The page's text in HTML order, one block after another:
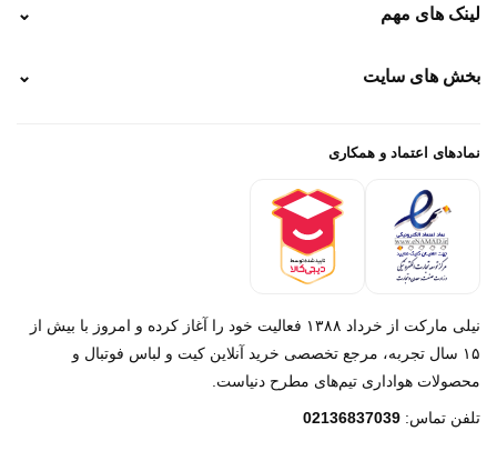
نحوه پرداخت
راهنمای سفارش
لینک های مهم ⌄
رهگیری تیپاکس
خرید لباس جدید بارسلونا 2025/2026
بخش های سایت ⌄
پرداخت باز
تماس با ما
نمادهای اعتماد و همکاری
نیلی مارکت از خرداد ۱۳۸۸ فعالیت خود را آغاز کرده و امروز با بیش از
۱۵ سال تجربه، مرجع تخصصی خرید آنلاین کیت و لباس فوتبال و
محصولات هواداری تیم‌های مطرح دنیاست.
تلفن تماس: 02136837039
پشتیبانی روبیکا‌